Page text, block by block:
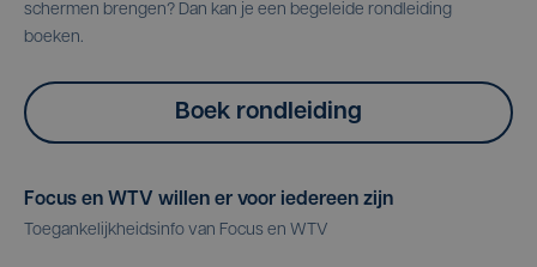
schermen brengen? Dan kan je een begeleide rondleiding
boeken.
Boek rondleiding
Focus en WTV willen er voor iedereen zijn
Toegankelijkheidsinfo van Focus en WTV